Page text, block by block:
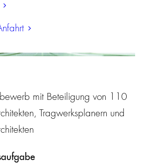
mit Beteiligung von 110
Tragwerksplanern und